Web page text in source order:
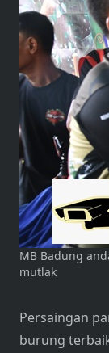
MB Badung
mutlak
Persaingan
burung